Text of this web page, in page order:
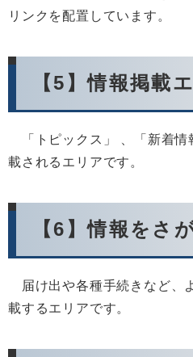
リンクを配置しています。
【5】情報掲載
「トピックス」 、「新着情
載されるエリアです。
【6】情報をさ
届け出や各種手続きなど、
載するエリアです。